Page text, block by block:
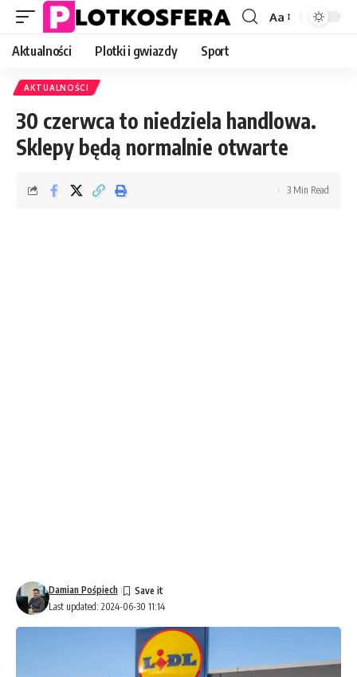
Font
Aa
Aktualności Plotki i gwiazdy Sport
AKTUALNOŚCI
30 czerwca to niedziela handlowa.
Sklepy będą normalnie otwarte
Last updated: 2024-06-30 11:14
Damian Pośpiech
3 Min Read